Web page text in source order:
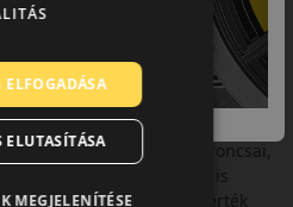
legnagyobb ipari
Marshal
nagyon népszerűek főleg a
első szerelésű abroncsai,
Mercedes, Volkswagen) is
és nagyszerű ár/érték
ELFOGADÁSA
ELUTASÍTÁSA
MEGJELENÍTÉSE